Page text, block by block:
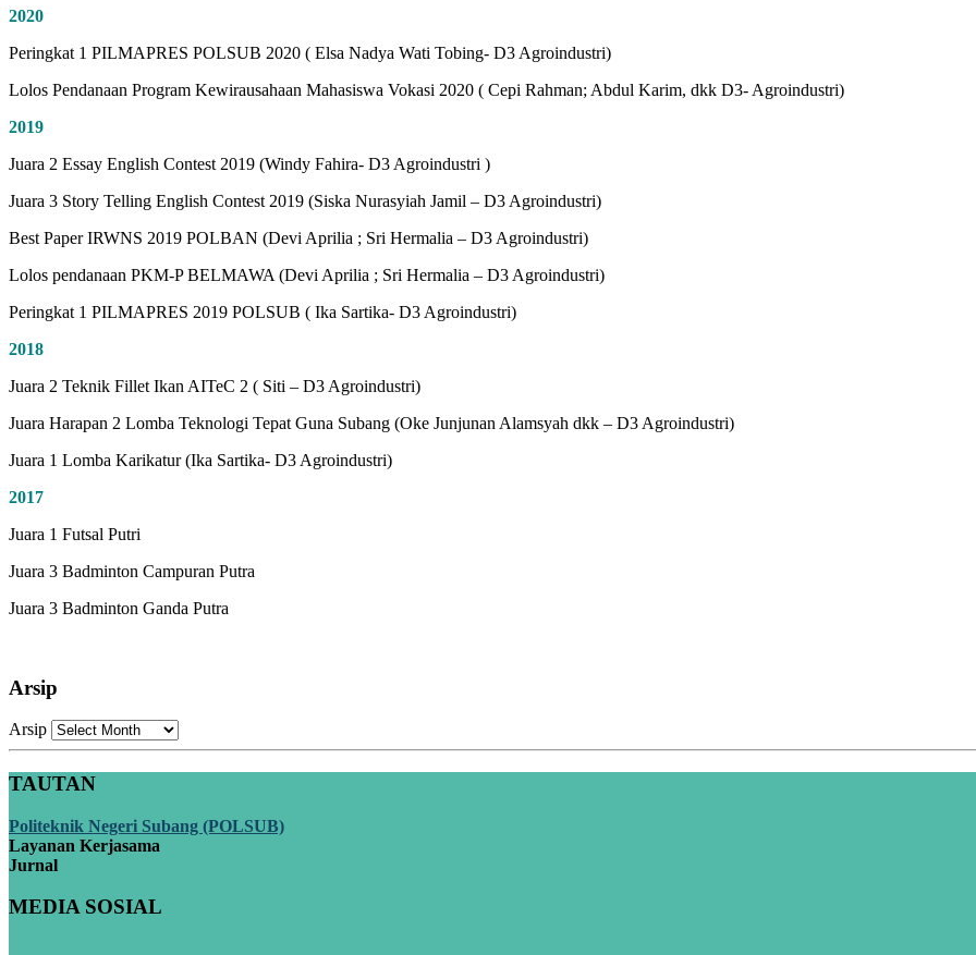
2020
Peringkat 1 PILMAPRES POLSUB 2020 ( Elsa Nadya Wati Tobing- D3 Agroindustri)
Lolos Pendanaan Program Kewirausahaan Mahasiswa Vokasi 2020 ( Cepi Rahman; Abdul Karim, dkk D3- Agroindustri)
2019
Juara 2 Essay English Contest 2019 (Windy Fahira- D3 Agroindustri )
Juara 3 Story Telling English Contest 2019 (Siska Nurasyiah Jamil – D3 Agroindustri)
Best Paper IRWNS 2019 POLBAN (Devi Aprilia ; Sri Hermalia – D3 Agroindustri)
Lolos pendanaan PKM-P BELMAWA (Devi Aprilia ; Sri Hermalia – D3 Agroindustri)
Peringkat 1 PILMAPRES 2019 POLSUB ( Ika Sartika- D3 Agroindustri)
2018
Juara 2 Teknik Fillet Ikan AITeC 2 ( Siti – D3 Agroindustri)
Juara Harapan 2 Lomba Teknologi Tepat Guna Subang (Oke Junjunan Alamsyah dkk – D3 Agroindustri)
Juara 1 Lomba Karikatur (Ika Sartika- D3 Agroindustri)
2017
Juara 1 Futsal Putri
Juara 3 Badminton Campuran Putra
Juara 3 Badminton Ganda Putra
Arsip
Arsip
TAUTAN
Politeknik Negeri Subang (POLSUB)
Layanan Kerjasama
Jurnal
MEDIA SOSIAL